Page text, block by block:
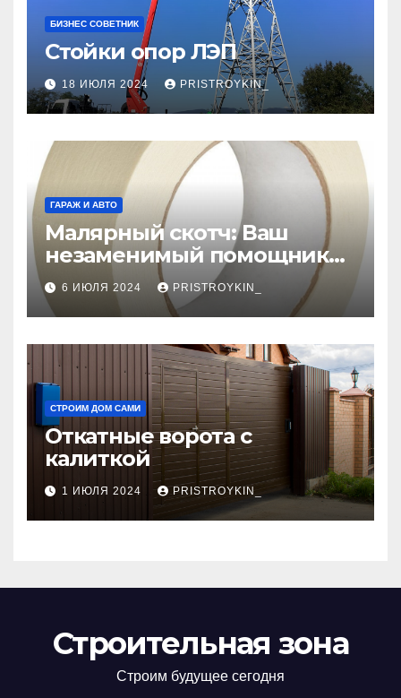
БИЗНЕС СОВЕТНИК
Стойки опор ЛЭП
18 ИЮЛЯ 2024 PRISTROYKIN_
ГАРАЖ И АВТО
Малярный скотч: Ваш
незаменимый помощник
при ремонтных работах
6 ИЮЛЯ 2024 PRISTROYKIN_
СТРОИМ ДОМ САМИ
Откатные ворота с
калиткой
1 ИЮЛЯ 2024 PRISTROYKIN_
Строительная зона
Строим будущее сегодня